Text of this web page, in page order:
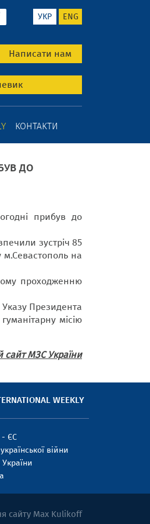
УКР ENG
Написати нам
КОНТАКТИ
ДО
прибув до
зустріч 85
м.Севастополь на
проходженню
Президента
місію
сайт МЗС України
WEEKLY
- ЄС
війни
сайту Max Kulikoff